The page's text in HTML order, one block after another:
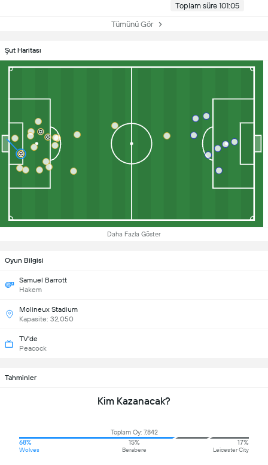
Toplam süre 101:05
Tümünü Gör
Şut Haritası
Daha Fazla Göster
Oyun Bilgisi
Samuel Barrott
Hakem
Molineux Stadium
Kapasite: 32,050
TV'de
Peacock
Tahminler
Kim Kazanacak?
Toplam Oy: 7,842
68%
Wolves
15%
Berabere
17%
Leicester City